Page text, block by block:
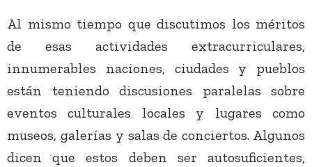
Al mismo tiempo que discutimos los méritos
de esas actividades extracurriculares,
innumerables naciones, ciudades y pueblos
están teniendo discusiones paralelas sobre
eventos culturales locales y lugares como
museos, galerías y salas de conciertos. Algunos
dicen que estos deben ser autosuficientes,